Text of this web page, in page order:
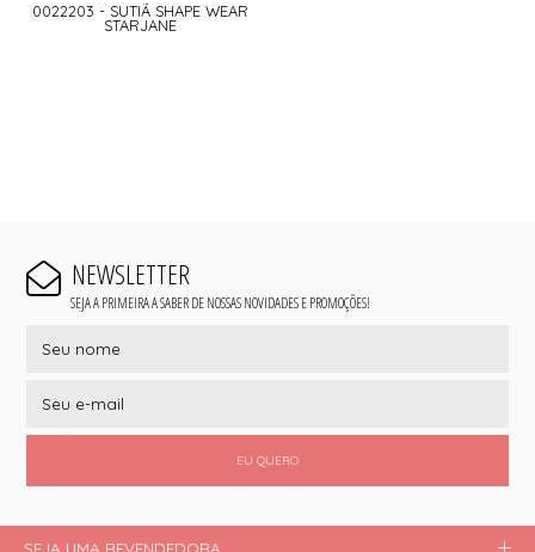
0022203 - SUTIÃ SHAPE WEAR
STARJANE
NEWSLETTER
SEJA A PRIMEIRA A SABER DE NOSSAS NOVIDADES E PROMOÇÕES!
EU QUERO
SEJA UMA REVENDEDORA